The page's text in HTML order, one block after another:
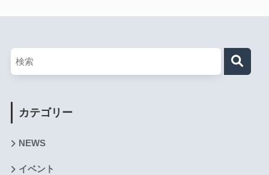
カテゴリー
NEWS
イベント